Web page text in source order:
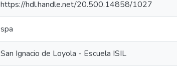
https://hdl.handle.net/20.500.14858/1027
spa
San Ignacio de Loyola - Escuela ISIL